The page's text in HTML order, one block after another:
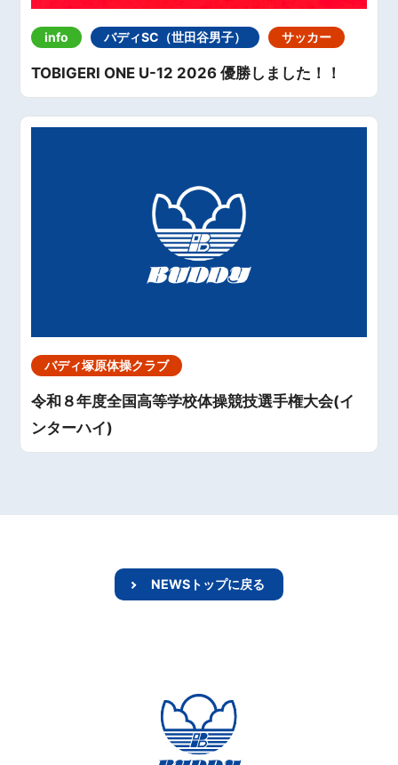
info バディSC（世田谷男子） サッカー
TOBIGERI ONE U-12 2026 優勝しました！！
バディ塚原体操クラブ
令和８年度全国高等学校体操競技選手権大会(イ
ンターハイ)
NEWSトップに戻る